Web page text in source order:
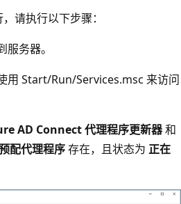
请执行以下步骤：
务器。
用 Start/Run/Services.msc 来访问
AD Connect 代理程序更新器和
配代理程序存在，且状态为 正在